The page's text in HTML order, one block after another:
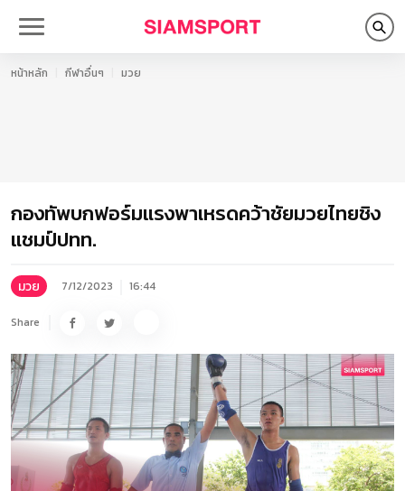
หน้าหลัก กีฬาอื่นๆ มวย
กองทัพบกฟอร์มแรงพาเหรดคว้าชัยมวยไทยชิง
แชมป์ปทท.
มวย 7/12/2023 16:44
Share